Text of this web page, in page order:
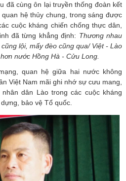
đã cùng ôn lại truyền thống đoàn kết
hệ thủy chung, trong sáng được
cuộc kháng chiến chống thực dân,
đã từng khẳng định: Thương nhau
lội, mấy đèo cũng qua/ Việt - Lào
nước Hồng Hà - Cửu Long.
quan hệ giữa hai nước không
Việt Nam mãi ghi nhớ sự cưu mang,
dân Lào trong các cuộc kháng
bảo vệ Tổ quốc.